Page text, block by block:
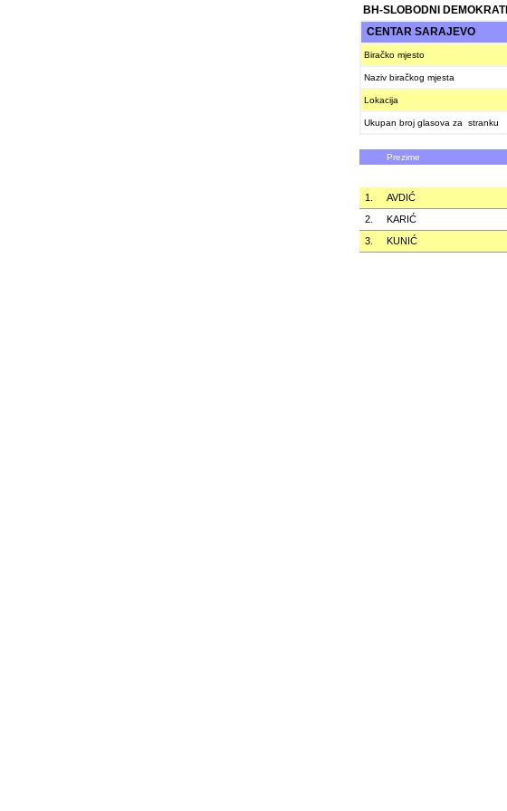
BH-SLOBODNI DEMOKRATI
CENTAR SARAJEVO
Biračko mjesto
Naziv biračkog mjesta
Lokacija
Ukupan broj glasova za stranku
Prezime
1. AVDIĆ
2.
KARIĆ
3.
KUNIĆ